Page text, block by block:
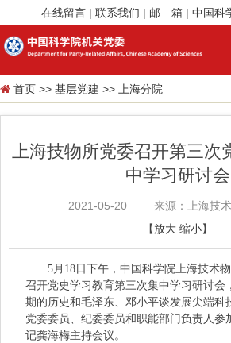
在线留言 | 联系我们 | 邮 箱 | 中国科
首页 >> 基层党建 >> 上海分院
上海技物所党委召开第三次
中学习研讨会
2021-05-20
来源：上海技
【放大 缩小】
5月18日下午，中国科学院上海技术物
召开党史学习教育第三次集中学习研讨会
期的历史和毛泽东、邓小平谈发展尖端科
党委委员、纪委委员和职能部门负责人参
记龚海梅主持会议。